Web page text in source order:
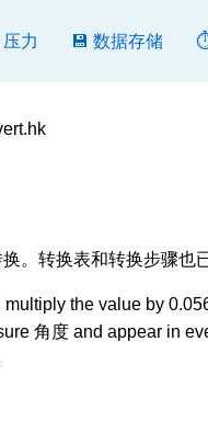
压力 💾 数据存储
。转换表和转换步骤也
the value by
角度 and appear in